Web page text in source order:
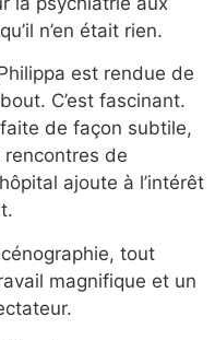
n’en était rien.
est rendue de
C’est fascinant.
de façon subtile,
rencontres de
ajoute à l’intérêt
tout
magnifique et un